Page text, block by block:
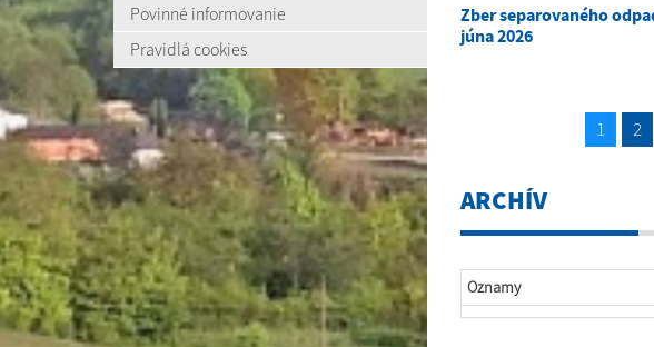
Povinné informovanie
Pravidlá cookies
Zber separovaného
júna 2026
1 2
ARCHÍV
Oznamy